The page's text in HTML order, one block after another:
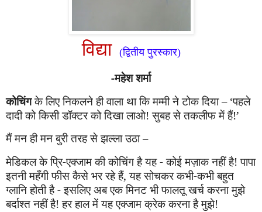
विद्या (द्वितीय पुरस्कार)
-महेश शर्मा
कोचिंगके लिए निकलने ही वाला था कि मम्मी ने टोक दिया – ‘पहले
दादी को किसी डॉक्टर को दिखा लाओ! सुबह से तकलीफ में हैं!’
मैं मन ही मन बुरी तरह से झल्ला उठा –
मेडिकल केप्रि-एक्जाम की कोचिंग है यह - कोई मज़ाक नहीं है! पापा
इतनी महँगी फीस कैसे भर रहे हैं, यह सोचकर कभी-कभी बहुत
ग्लानि होती है - इसलिए अब एक मिनट भी फालतू खर्च करना मुझे
बर्दाश्त नहीं है! हर हाल में यह एक्जाम क्रेक करना है मुझे!